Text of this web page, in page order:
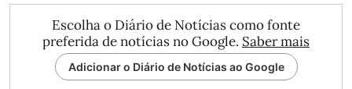
Escolha o Diário de Notícias como fonte
preferida de notícias no Google. Saber mais
Adicionar o Diário de Notícias ao Google